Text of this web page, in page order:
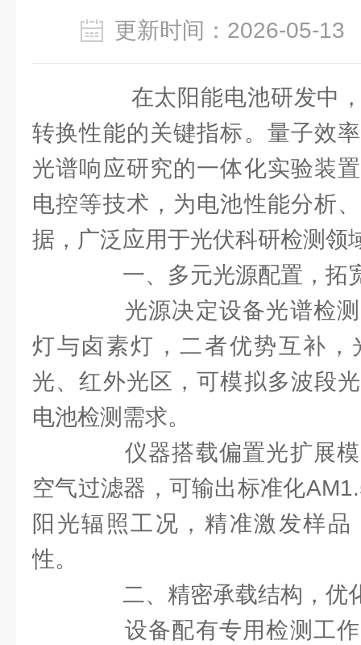
更新时间：2026-05-
在太阳能电池研发中，
转换性能的关键指标。量子效
光谱响应研究的一体化实验装
电控等技术，为电池性能分析
据，广泛应用于光伏科研检测领
一、多元光源配置，拓
光源决定设备光谱检测
灯与卤素灯，二者优势互补，
光、红外光区，可模拟多波段
电池检测需求。
仪器搭载偏置光扩展模
空气过滤器，可输出标准化
阳光辐照工况，精准激发样
性。
二、精密承载结构，优
设备配有专用检测工作